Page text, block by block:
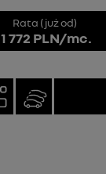
Rata (już od)
1 772 PLN/mc.